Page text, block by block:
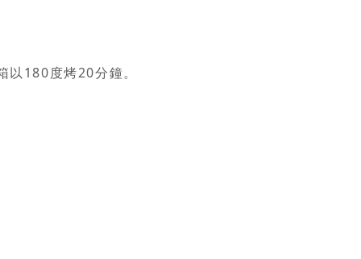
180度烤20分鐘。